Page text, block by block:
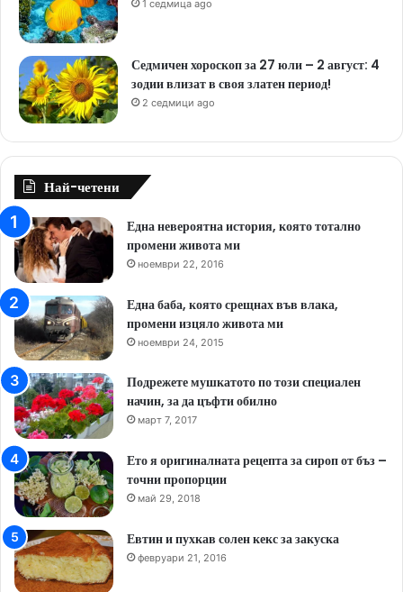
1 седмица ago
Седмичен хороскоп за 27 юли – 2 август: 4
зодии влизат в своя златен период!
2 седмици ago
Най-четени
Една невероятна история, която тотално
промени живота ми
ноември 22, 2016
Една баба, която срещнах във влака,
промени изцяло живота ми
ноември 24, 2015
Подрежете мушкатото по този специален
начин, за да цъфти обилно
март 7, 2017
Ето я оригиналната рецепта за сироп от бъз –
точни пропорции
май 29, 2018
Евтин и пухкав солен кекс за закуска
февруари 21, 2016